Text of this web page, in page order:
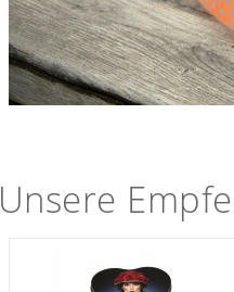
Unsere